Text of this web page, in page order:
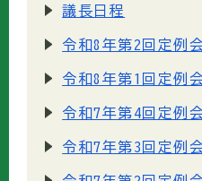
議長日程